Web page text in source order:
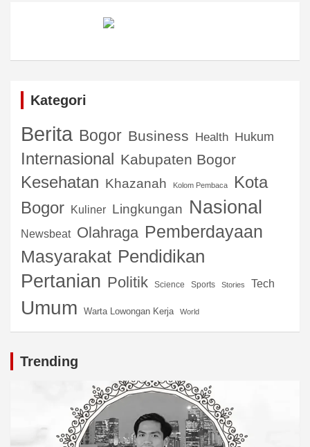
Kategori
Berita Bogor Business Health Hukum
Internasional Kabupaten Bogor
Kesehatan Khazanah Kolom Pembaca
Kota
Bogor
Kuliner Lingkungan Nasional
Newsbeat Olahraga Pemberdayaan
Masyarakat Pendidikan
Pertanian Politik Science Sports Stories Tech
Umum Warta Lowongan Kerja World
Trending